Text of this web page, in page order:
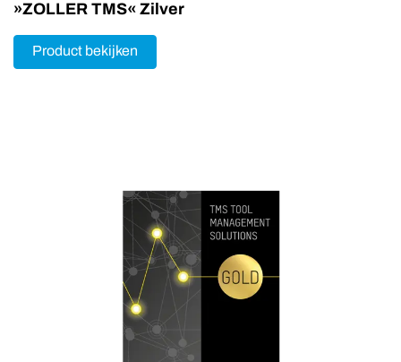
»ZOLLER TMS« Zilver
Product bekijken